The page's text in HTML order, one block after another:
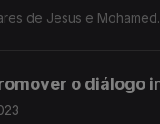
de Jesus e Mohamed.
o diálogo